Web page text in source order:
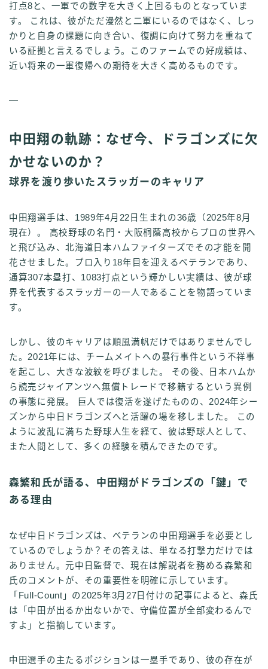
打点8と、一軍での数字を大きく上回るものとなっていま
す。 これは、彼がただ漫然と二軍にいるのではなく、しっ
かりと自身の課題に向き合い、復調に向けて努力を重ねて
いる証拠と言えるでしょう。このファームでの好成績は、
近い将来の一軍復帰への期待を大きく高めるものです。
—
中田翔の軌跡：なぜ今、ドラゴンズに欠
かせないのか？
球界を渡り歩いたスラッガーのキャリア
中田翔選手は、1989年4月22日生まれの36歳（2025年8月
現在）。 高校野球の名門・大阪桐蔭高校からプロの世界へ
と飛び込み、北海道日本ハムファイターズでその才能を開
花させました。プロ入り18年目を迎えるベテランであり、
通算307本塁打、1083打点という輝かしい実績は、彼が球
界を代表するスラッガーの一人であることを物語っていま
す。
しかし、彼のキャリアは順風満帆だけではありませんでし
た。2021年には、チームメイトへの暴行事件という不祥事
を起こし、大きな波紋を呼びました。 その後、日本ハムか
ら読売ジャイアンツへ無償トレードで移籍するという異例
の事態に発展。 巨人では復活を遂げたものの、2024年シー
ズンから中日ドラゴンズへと活躍の場を移しました。 この
ように波乱に満ちた野球人生を経て、彼は野球人として、
また人間として、多くの経験を積んできたのです。
森繁和氏が語る、中田翔がドラゴンズの「鍵」で
ある理由
なぜ中日ドラゴンズは、ベテランの中田翔選手を必要とし
ているのでしょうか？その答えは、単なる打撃力だけでは
ありません。元中日監督で、現在は解説者を務める森繁和
氏のコメントが、その重要性を明確に示しています。
「Full-Count」の2025年3月27日付けの記事によると、森氏
は「中田が出るか出ないかで、守備位置が全部変わるんで
すよ」と指摘しています。
中田選手の主たるポジションは一塁手であり、彼の存在が